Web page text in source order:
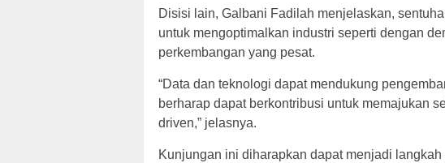
Disisi lain, Galbani Fadilah menjelaskan,
untuk mengoptimalkan industri seperti dengan
perkembangan yang pesat.
“Data dan teknologi dapat mendukung
berharap dapat berkontribusi untuk memajukan
driven,” jelasnya.
Kunjungan ini diharapkan dapat menjadi